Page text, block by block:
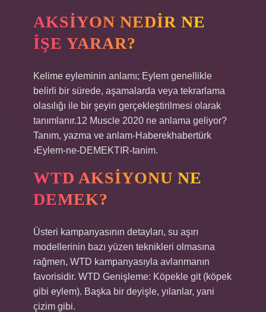
AKSIYON NEDIR NE
IŞE YARAR?
Kelime eyleminin anlamı; Eylem genellikle
belirli bir sürede, aşamalarda veya tekrarlama
olasılığı ile bir şeyin gerçekleştirilmesi olarak
tanımlanır.12 Muscle 2020 ne anlama geliyor?
Tanım, yazma ve anlam-Haberekhabertürk
›Eylem-ne-DEMEKTIR-tanim.
WTD AKSIYONU NE
DEMEK?
Üsteri kampanyasının detayları, su aşırı
modellerinin bazı yüzen teknikleri olmasına
rağmen, WTD kampanyasıyla avlanmanın
favorisidir. WTD Genişleme: Köpekle git (köpek
gibi eylem). Başka bir deyişle, yılanlar, yani
çizim gibi.